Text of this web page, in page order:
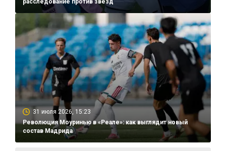
расследование против звезд
31 июля 2026, 15:23
Революция Моуринью в «Реале»: как выглядит новый
состав Мадрида